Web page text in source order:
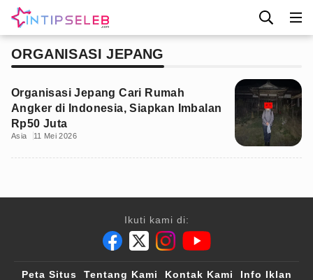
ORGANISASI JEPANG
Organisasi Jepang Cari Rumah
Angker di Indonesia, Siapkan Imbalan
Rp50 Juta
Asia 11 Mei 2026
Ikuti kami di:
Peta Situs Tentang Kami Kontak Kami
Info Iklan